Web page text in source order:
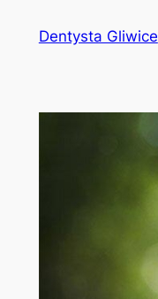
Dentysta Gliwice